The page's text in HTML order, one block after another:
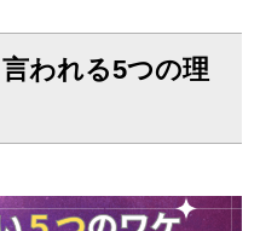
われる5つの理